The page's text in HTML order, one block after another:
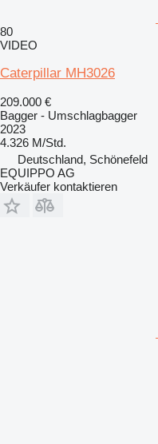
80
VIDEO
Caterpillar MH3026
209.000 €
Bagger - Umschlagbagger
2023
4.326 M/Std.
Deutschland, Schönefeld
EQUIPPO AG
Verkäufer kontaktieren